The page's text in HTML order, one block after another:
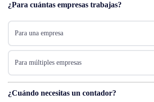
¿Para cuántas empresas trabajas?
Para una empresa
Para múltiples empresas
¿Cuándo necesitas un contador?